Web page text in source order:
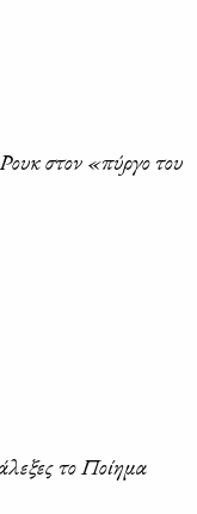
στον «πύργο του
το Ποίημα